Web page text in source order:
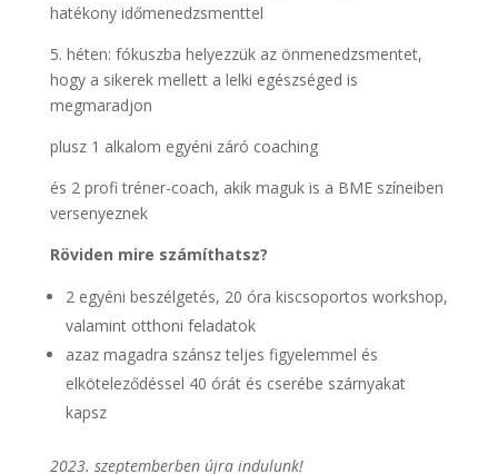
hatékony időmenedzsmenttel
5. héten: fókuszba helyezzük az önmenedzsmentet,
hogy a sikerek mellett a lelki egészséged is
megmaradjon
plusz 1 alkalom egyéni záró coaching
és 2 profi tréner-coach, akik maguk is a BME színeiben
versenyeznek
Röviden mire számíthatsz?
2 egyéni beszélgetés, 20 óra kiscsoportos workshop,
valamint otthoni feladatok
azaz magadra szánsz teljes figyelemmel és
elköteleződéssel 40 órát és cserébe szárnyakat
kapsz
2023. szeptemberben újra indulunk!